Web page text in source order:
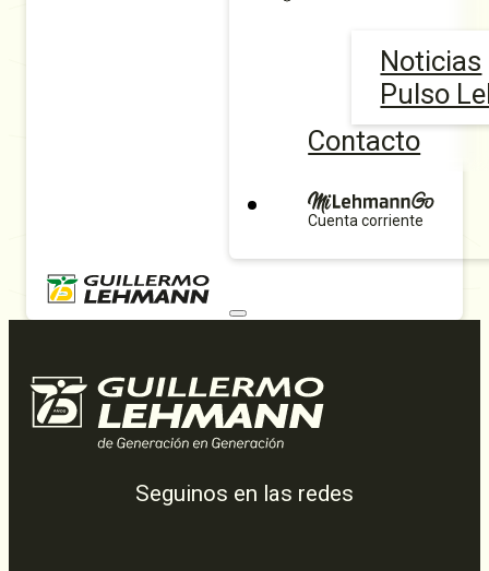
Noticias
Pulso
Contacto
Cuenta corriente
Seguinos en las redes